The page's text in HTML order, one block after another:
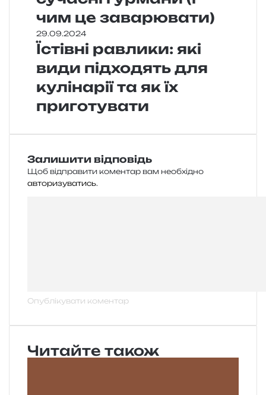
чим це заварювати)
29.09.2024
Їстівні равлики: які
види підходять для
кулінарії та як їх
приготувати
Залишити відповідь
Щоб відправити коментар вам необхідно
авторизуватись.
Читайте також